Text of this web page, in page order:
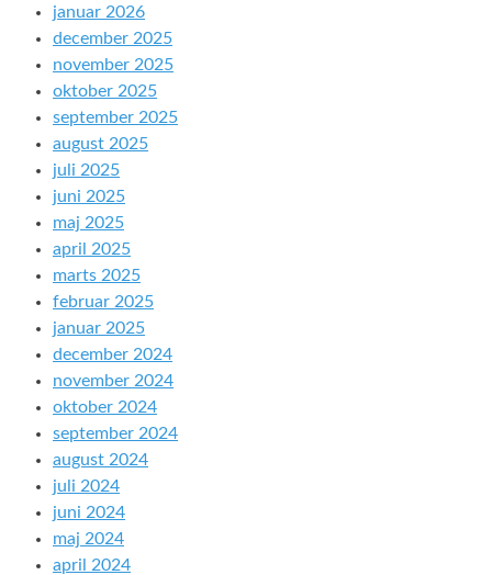
januar 2026
december 2025
november 2025
oktober 2025
september 2025
august 2025
juli 2025
juni 2025
maj 2025
april 2025
marts 2025
februar 2025
januar 2025
december 2024
november 2024
oktober 2024
september 2024
august 2024
juli 2024
juni 2024
maj 2024
april 2024